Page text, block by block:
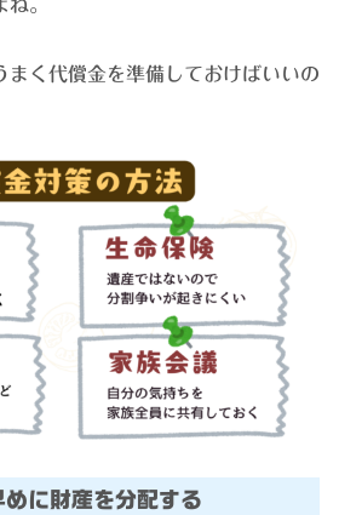
。
まく代償金を準備しておけばいいの
に財産を分配する